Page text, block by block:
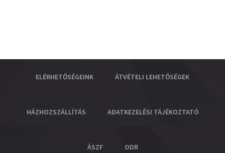
ELÉRHETŐSÉGEINK ÁTVÉTELI LEHETŐSÉGEK
HÁZHOZSZÁLLÍTÁS ADATKEZELÉSI TÁJÉKOZTATÓ
ÁSZF ODR